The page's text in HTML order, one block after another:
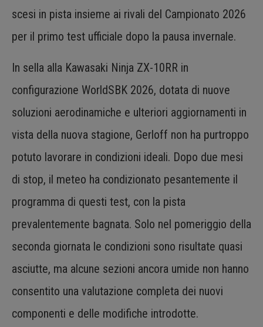
scesi in pista insieme ai rivali del Campionato 2026
per il primo test ufficiale dopo la pausa invernale.
In sella alla Kawasaki Ninja ZX-10RR in
configurazione WorldSBK 2026, dotata di nuove
soluzioni aerodinamiche e ulteriori aggiornamenti in
vista della nuova stagione, Gerloff non ha purtroppo
potuto lavorare in condizioni ideali. Dopo due mesi
di stop, il meteo ha condizionato pesantemente il
programma di questi test, con la pista
prevalentemente bagnata. Solo nel pomeriggio della
seconda giornata le condizioni sono risultate quasi
asciutte, ma alcune sezioni ancora umide non hanno
consentito una valutazione completa dei nuovi
componenti e delle modifiche introdotte.